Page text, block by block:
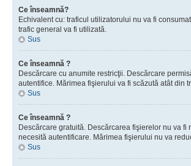
Ce înseamnă?
Echivalent cu: traficul utilizatorului nu va fi
trafic general va fi utilizată.
Sus
Ce înseamnă ?
Descărcare cu anumite restricţii. Descărcare
autentifice. Mărimea fişierului va fi scăzută atât din
Sus
Ce înseamnă ?
Descărcare gratuită. Descărcarea fişierelor nu va
necesită autentificare. Mărimea fişierului nu va
Sus